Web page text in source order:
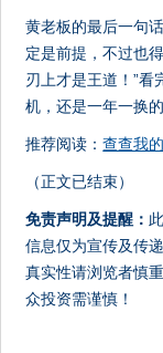
黄老板的最后一句
定是前提，不过也
刃上才是王道！”看
机，还是一年一换
推荐阅读：查查我
（正文已结束）
免责声明及提醒：
信息仅为宣传及传
真实性请浏览者慎
众投资需谨慎！